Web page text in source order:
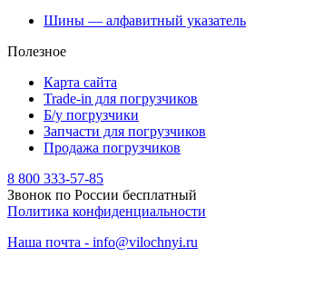
Шины — алфавитный указатель
Полезное
Карта сайта
Trade-in для погрузчиков
Б/у погрузчики
Запчасти для погрузчиков
Продажа погрузчиков
8 800 333-57-85
Звонок по России бесплатный
Политика конфиденциальности
Наша почта - info@vilochnyi.ru